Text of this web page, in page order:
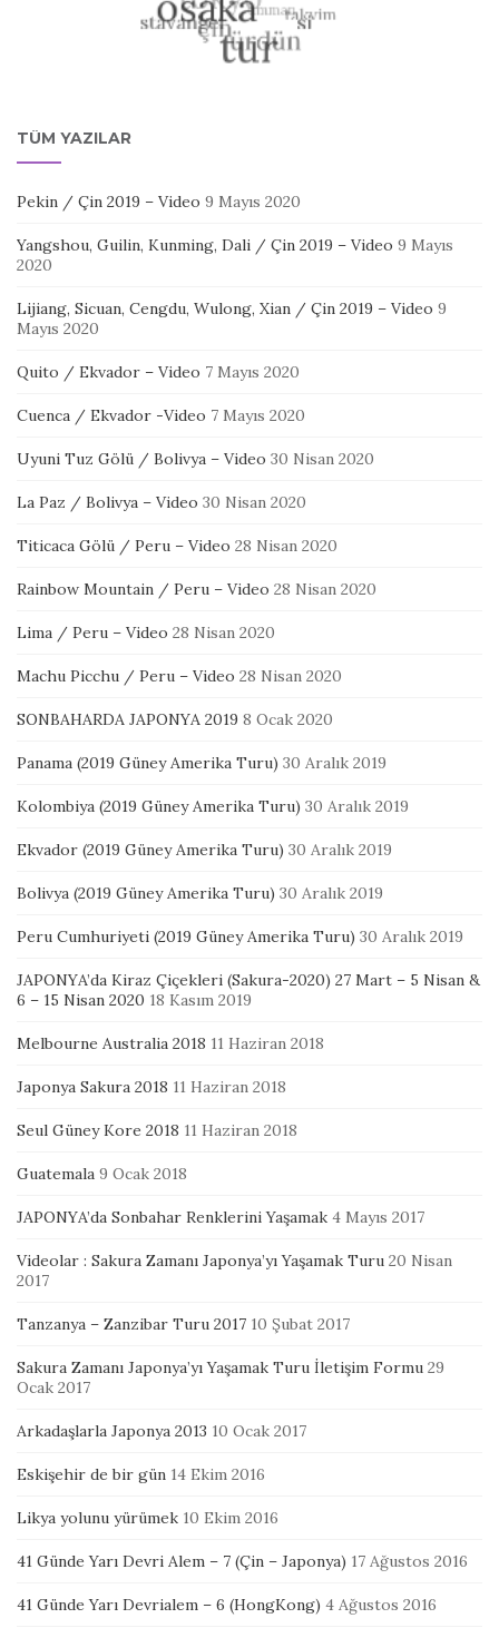
TÜM YAZILAR
Pekin / Çin 2019 – Video 9 Mayıs 2020
Yangshou, Guilin, Kunming, Dali / Çin 2019 – Video 9 Mayıs
2020
Lijiang, Sicuan, Cengdu, Wulong, Xian / Çin 2019 – Video 9
Mayıs 2020
Quito / Ekvador – Video 7 Mayıs 2020
Cuenca / Ekvador -Video 7 Mayıs 2020
Uyuni Tuz Gölü / Bolivya – Video 30 Nisan 2020
La Paz / Bolivya – Video 30 Nisan 2020
Titicaca Gölü / Peru – Video 28 Nisan 2020
Rainbow Mountain / Peru – Video 28 Nisan 2020
Lima / Peru – Video 28 Nisan 2020
Machu Picchu / Peru – Video 28 Nisan 2020
SONBAHARDA JAPONYA 2019 8 Ocak 2020
Panama (2019 Güney Amerika Turu) 30 Aralık 2019
Kolombiya (2019 Güney Amerika Turu) 30 Aralık 2019
Ekvador (2019 Güney Amerika Turu) 30 Aralık 2019
Bolivya (2019 Güney Amerika Turu) 30 Aralık 2019
Peru Cumhuriyeti (2019 Güney Amerika Turu) 30 Aralık 2019
JAPONYA’da Kiraz Çiçekleri (Sakura-2020) 27 Mart – 5 Nisan &
6 – 15 Nisan 2020 18 Kasım 2019
Melbourne Australia 2018 11 Haziran 2018
Japonya Sakura 2018 11 Haziran 2018
Seul Güney Kore 2018 11 Haziran 2018
Guatemala 9 Ocak 2018
JAPONYA’da Sonbahar Renklerini Yaşamak 4 Mayıs 2017
Videolar : Sakura Zamanı Japonya’yı Yaşamak Turu 20 Nisan
2017
Tanzanya – Zanzibar Turu 2017 10 Şubat 2017
Sakura Zamanı Japonya’yı Yaşamak Turu İletişim Formu 29
Ocak 2017
Arkadaşlarla Japonya 2013 10 Ocak 2017
Eskişehir de bir gün 14 Ekim 2016
Likya yolunu yürümek 10 Ekim 2016
41 Günde Yarı Devri Alem – 7 (Çin – Japonya) 17 Ağustos 2016
41 Günde Yarı Devrialem – 6 (HongKong) 4 Ağustos 2016